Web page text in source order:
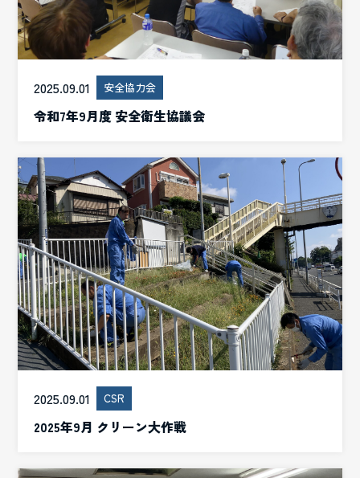
2025.09.01 安全協力会
令和7年9月度 安全衛生協議会
2025.09.01 CSR
2025年9月 クリーン大作戦